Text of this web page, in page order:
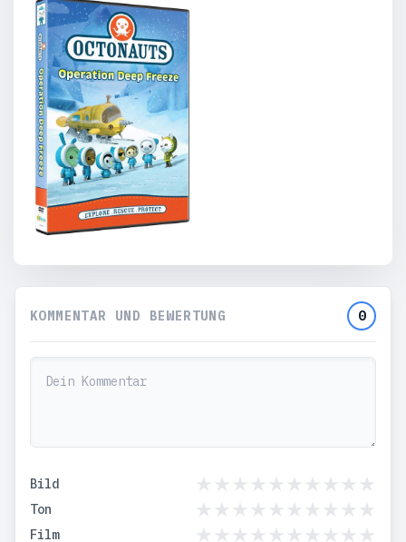
KOMMENTAR UND BEWERTUNG 0
Bild
Ton
Film